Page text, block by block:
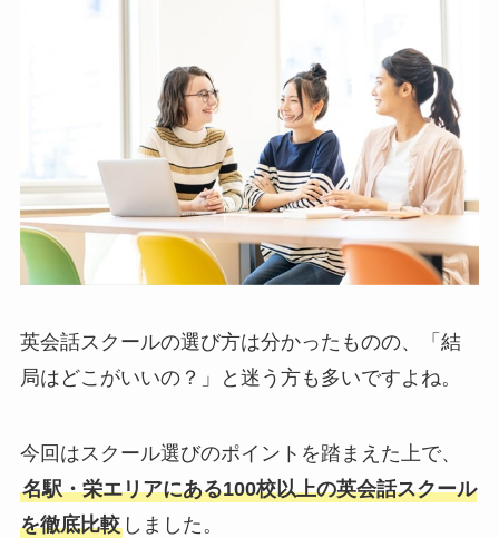
英会話スクールの選び方は分かったものの、「結
局はどこがいいの？」と迷う方も多いですよね。
今回はスクール選びのポイントを踏まえた上で、
名駅・栄エリアにある100校以上の英会話スクール
を徹底比較しました。